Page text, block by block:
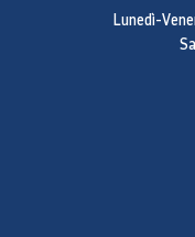
Lunedì-